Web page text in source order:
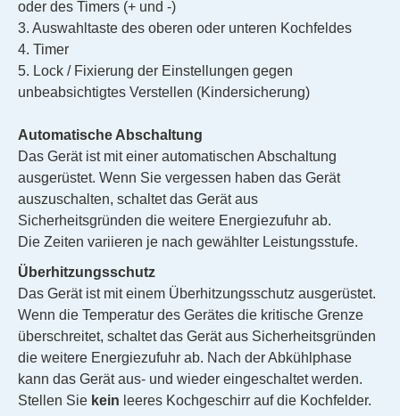
oder des Timers (+ und -)
3. Auswahltaste des oberen oder unteren Kochfeldes
4. Timer
5. Lock / Fixierung der Einstellungen gegen
unbeabsichtigtes Verstellen (Kindersicherung)
Automatische Abschaltung
Das Gerät ist mit einer automatischen Abschaltung
ausgerüstet. Wenn Sie vergessen haben das Gerät
auszuschalten, schaltet das Gerät aus
Sicherheitsgründen die weitere Energiezufuhr ab.
Die Zeiten variieren je nach gewählter Leistungsstufe.
Überhitzungsschutz
Das Gerät ist mit einem Überhitzungsschutz ausgerüstet.
Wenn die Temperatur des Gerätes die kritische Grenze
überschreitet, schaltet das Gerät aus Sicherheitsgründen
die weitere Energiezufuhr ab. Nach der Abkühlphase
kann das Gerät aus- und wieder eingeschaltet werden.
Stellen Sie kein leeres Kochgeschirr auf die Kochfelder.